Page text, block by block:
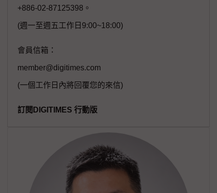
+886-02-87125398。
(週一至週五工作日9:00~18:00)
會員信箱：
member@digitimes.com
(一個工作日內將回覆您的來信)
訂閱DIGITIMES 行動版